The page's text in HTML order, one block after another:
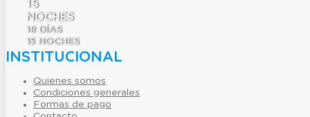
15
NOCHES
18DÍAS
15NOCHES
INSTITUCIONAL
Quienes somos
Condiciones generales
Formas de pago